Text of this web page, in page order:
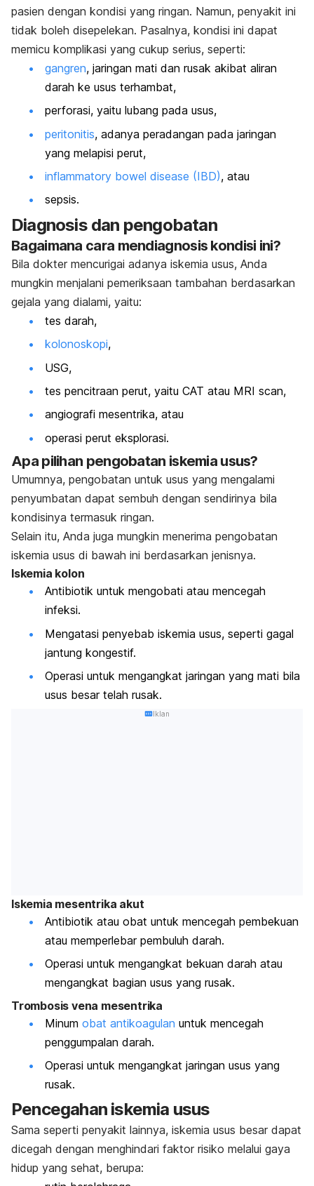
pasien dengan kondisi yang ringan. Namun, penyakit ini
tidak boleh disepelekan. Pasalnya, kondisi ini dapat
memicu komplikasi yang cukup serius, seperti:
gangren, jaringan mati dan rusak akibat aliran
darah ke usus terhambat,
perforasi, yaitu lubang pada usus,
peritonitis, adanya peradangan pada jaringan
yang melapisi perut,
inflammatory bowel disease (IBD), atau
sepsis.
Diagnosis dan pengobatan
Bagaimana cara mendiagnosis kondisi ini?
Bila dokter mencurigai adanya iskemia usus, Anda
mungkin menjalani pemeriksaan tambahan berdasarkan
gejala yang dialami, yaitu:
tes darah,
kolonoskopi,
USG,
tes pencitraan perut, yaitu CAT atau MRI scan,
angiografi mesentrika, atau
operasi perut eksplorasi.
Apa pilihan pengobatan iskemia usus?
Umumnya, pengobatan untuk usus yang mengalami
penyumbatan dapat sembuh dengan sendirinya bila
kondisinya termasuk ringan.
Selain itu, Anda juga mungkin menerima pengobatan
iskemia usus di bawah ini berdasarkan jenisnya.
Iskemia kolon
Antibiotik untuk mengobati atau mencegah
infeksi.
Mengatasi penyebab iskemia usus, seperti gagal
jantung kongestif.
Operasi untuk mengangkat jaringan yang mati bila
usus besar telah rusak.
Iklan
Iskemia mesentrika akut
Antibiotik atau obat untuk mencegah pembekuan
atau memperlebar pembuluh darah.
Operasi untuk mengangkat bekuan darah atau
mengangkat bagian usus yang rusak.
Trombosis vena mesentrika
Minum obat antikoagulan untuk mencegah
penggumpalan darah.
Operasi untuk mengangkat jaringan usus yang
rusak.
Pencegahan iskemia usus
Sama seperti penyakit lainnya, iskemia usus besar dapat
dicegah dengan menghindari faktor risiko melalui gaya
hidup yang sehat, berupa: